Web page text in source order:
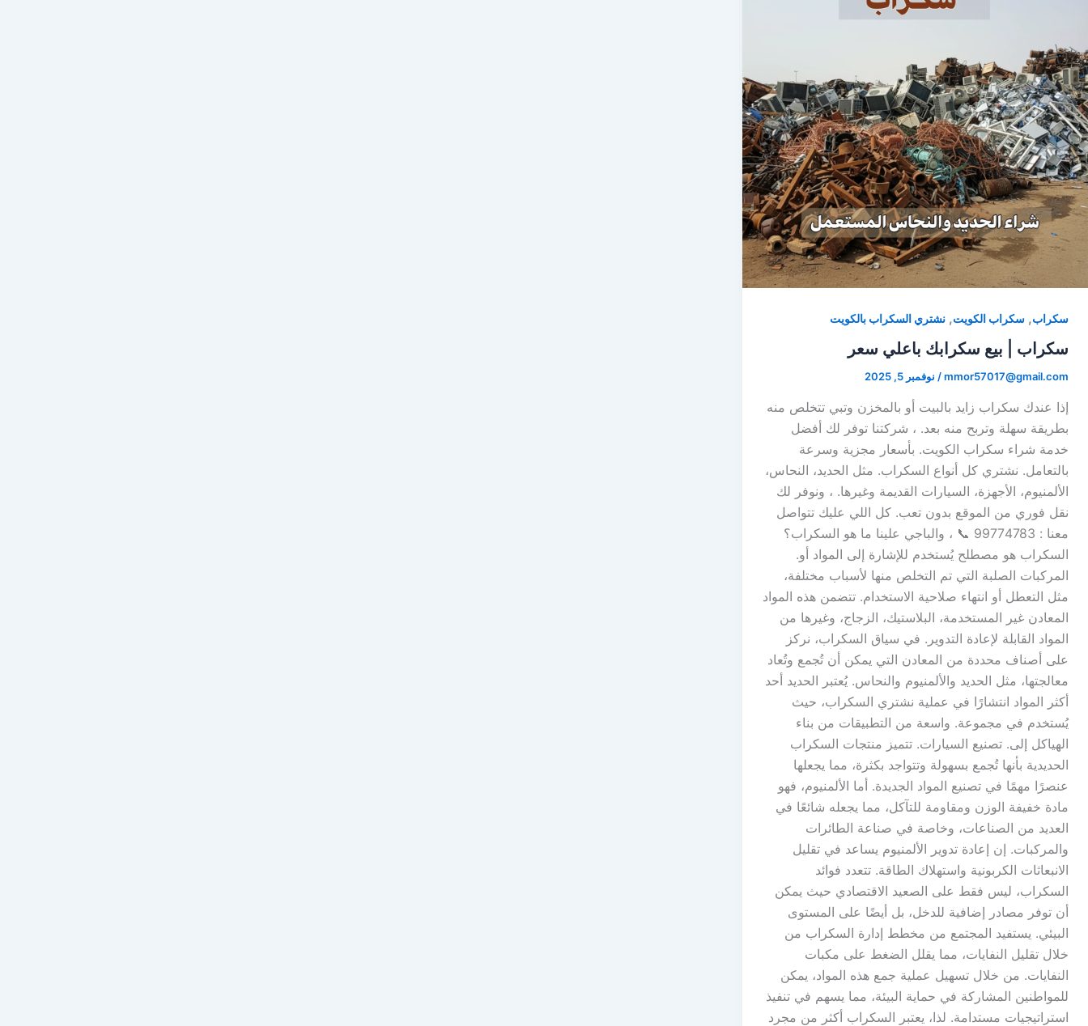
سكراب, سكراب الكويت, نشتري السكراب بالكويت
سكراب | بيع سكرابك باعلي سعر
mmor57017@gmail.com
/ نوفمبر 5, 2025
إذا عندك سكراب زايد بالبيت أو بالمخزن وتبي تتخلص منه
بطريقة سهلة وتربح منه بعد. ، شركتنا توفر لك أفضل
خدمة شراء سكراب الكويت. بأسعار مجزية وسرعة
بالتعامل. نشتري كل أنواع السكراب. مثل الحديد، النحاس،
الألمنيوم، الأجهزة، السيارات القديمة وغيرها. ، ونوفر لك
نقل فوري من الموقع بدون تعب. كل اللي عليك تتواصل
معنا : 99774783 📞 ، والباجي علينا ما هو السكراب؟
السكراب هو مصطلح يُستخدم للإشارة إلى المواد أو.
المركبات الصلبة التي تم التخلص منها لأسباب مختلفة،
مثل التعطل أو انتهاء صلاحية الاستخدام. تتضمن هذه المواد
المعادن غير المستخدمة، البلاستيك، الزجاج، وغيرها من
المواد القابلة لإعادة التدوير. في سياق السكراب، نركز
على أصناف محددة من المعادن التي يمكن أن تُجمع وتُعاد
معالجتها، مثل الحديد والألمنيوم والنحاس. يُعتبر الحديد أحد
أكثر المواد انتشارًا في عملية نشتري السكراب، حيث
يُستخدم في مجموعة. واسعة من التطبيقات من بناء
الهياكل إلى. تصنيع السيارات. تتميز منتجات السكراب
الحديدية بأنها تُجمع بسهولة وتتواجد بكثرة، مما يجعلها
عنصرًا مهمًا في تصنيع المواد الجديدة. أما الألمنيوم، فهو
مادة خفيفة الوزن ومقاومة للتآكل، مما يجعله شائعًا في
العديد من الصناعات، وخاصة في صناعة الطائرات
والمركبات. إن إعادة تدوير الألمنيوم يساعد في تقليل
الانبعاثات الكربونية واستهلاك الطاقة. تتعدد فوائد
السكراب، ليس فقط على الصعيد الاقتصادي حيث يمكن
أن توفر مصادر إضافية للدخل، بل أيضًا على المستوى
البيئي. يستفيد المجتمع من مخطط إدارة السكراب من
خلال تقليل النفايات، مما يقلل الضغط على مكبات
النفايات. من خلال تسهيل عملية جمع هذه المواد، يمكن
للمواطنين المشاركة في حماية البيئة، مما يسهم في تنفيذ
استراتيجيات مستدامة. لذا، يعتبر السكراب أكثر من مجرد